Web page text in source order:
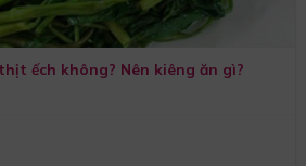
ếch không? Nên kiêng ăn gì?